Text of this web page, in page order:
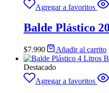
Agregar a favoritos
Balde Plástico
$7.990 Añadir al carrito
Destacado
Agregar a favoritos